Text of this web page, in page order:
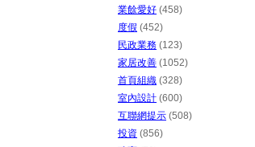
業餘愛好 (458)
度假 (452)
民政業務 (123)
家居改善 (1052)
首頁組織 (328)
室內設計 (600)
互聯網提示 (508)
投資 (856)